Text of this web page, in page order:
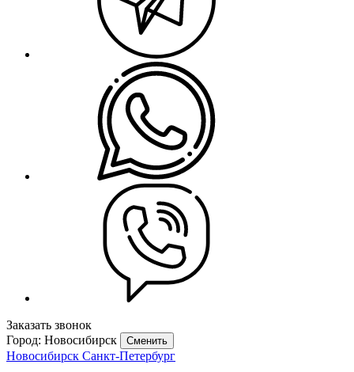
Заказать звонок
Город: Новосибирск
Сменить
Новосибирск Санкт-Петербург